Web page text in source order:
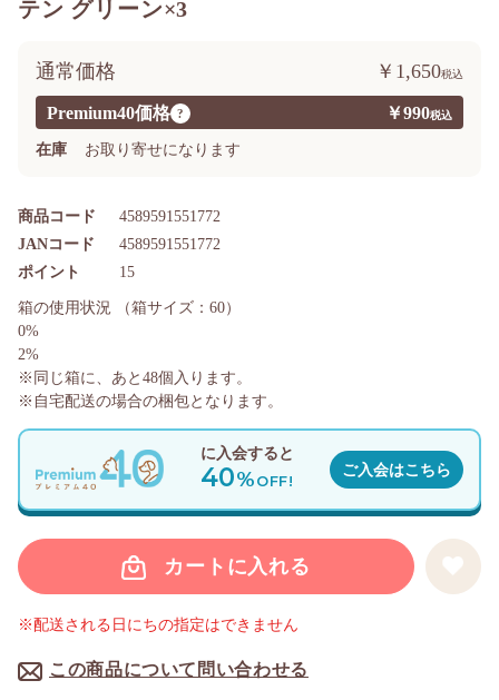
テン グリーン×3
Premium40価格 ? ￥990
通常価格 ￥1,650
在庫 お取り寄せになります
商品コード 4589591551772
ポイント 15
JANコード 4589591551772
カートに入れる
この商品について問い合わせる
※配送される日にちの指定はできません
に入会すると
40%OFF!
ご入会はこちら
箱の使用状況
（箱サイズ：60）
0%
2%
※同じ箱に、あと 48個入ります。
※自宅配送の場合の梱包となります。